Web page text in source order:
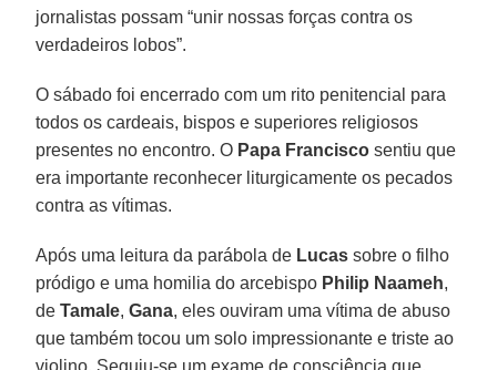
jornalistas possam “unir nossas forças contra os
verdadeiros lobos”.
O sábado foi encerrado com um rito penitencial para
todos os cardeais, bispos e superiores religiosos
presentes no encontro. O Papa Francisco sentiu que
era importante reconhecer liturgicamente os pecados
contra as vítimas.
Após uma leitura da parábola de Lucas sobre o filho
pródigo e uma homilia do arcebispo Philip Naameh,
deTamale,Gana, eles ouviram uma vítima de abuso
que também tocou um solo impressionante e triste ao
violino. Seguiu-se um exame de consciência que,